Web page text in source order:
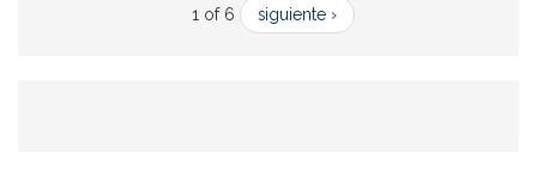
1 of 6 siguiente ›